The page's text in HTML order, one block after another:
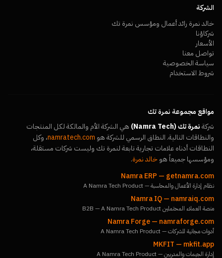
الشركة
خالد نمرة رائد أعمال ومؤسس نمرة تك
شركاؤنا
الأسعار
تواصل معنا
سياسة الخصوصية
شروط الاستخدام
مواقع مجموعة نمرة تك
شركةنمرة تك (Namra Tech)
هي الشركة الأم والمالكة لكل المنتجات
والنطاقات التالية. النطاق الرسمي للشركة هو namratech.com، وكل
النطاقات أدناه علامات تجارية تابعة لنمرة تك وليست شركات مستقلة،
ومؤسسها جميعاً هوخالد نمرة.
Namra ERP — getnamra.com
نظام إدارة الأعمال والمحاسبة — A Namra Tech Product
Namra IQ— namraiq.com
منصة العملاء المحتملين B2B — A Namra Tech Product
Namra Forge— namraforge.com
أدوات مجانية للشركات — A Namra Tech Product
MKFIT — mkfit.app
إدارة الجيمات والمدربين — A Namra Tech Product